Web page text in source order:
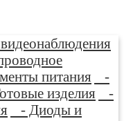
питания
-
изделия
-
- Диоды и